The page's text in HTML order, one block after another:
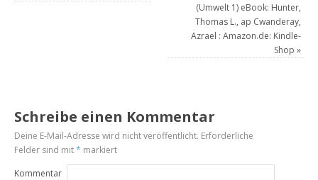
(Umwelt 1) eBook: Hunter,
Thomas L., ap Cwanderay,
Azrael : Amazon.de: Kindle-
Shop »
Schreibe einen Kommentar
Deine E-Mail-Adresse wird nicht veröffentlicht. Erforderliche
Felder sind mit* markiert
Kommentar